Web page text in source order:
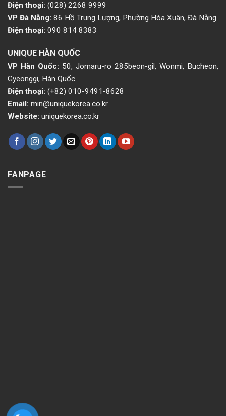
Điện thoại: (028) 2268 9999
VP Đà Nẵng: 86 Hồ Trung Lượng, Phường Hòa Xuân, Đà Nẵng
Điện thoại: 090 814 8383
UNIQUE HÀN QUỐC
VP Hàn Quốc: 50, Jomaru-ro 285beon-gil, Wonmi, Bucheon,
Gyeonggi, Hàn Quốc
Điện thoại: (+82) 010-9491-8628
Email: min@uniquekorea.co.kr
Website: uniquekorea.co.kr
FANPAGE